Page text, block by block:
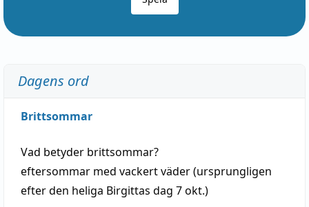
Dagens ord
Brittsommar
Vad betyder brittsommar?
eftersommar med vackertväder(ursprungligen
efter den heliga Birgittas dag 7 okt.)